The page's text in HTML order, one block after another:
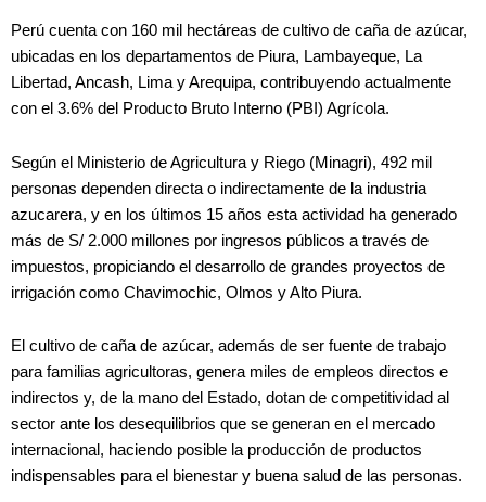
Perú cuenta con 160 mil hectáreas de cultivo de caña de azúcar,
ubicadas en los departamentos de Piura, Lambayeque, La
Libertad, Ancash, Lima y Arequipa, contribuyendo actualmente
con el 3.6% del Producto Bruto Interno (PBI) Agrícola.
Según el Ministerio de Agricultura y Riego (Minagri), 492 mil
personas dependen directa o indirectamente de la industria
azucarera, y en los últimos 15 años esta actividad ha generado
más de S/ 2.000 millones por ingresos públicos a través de
impuestos, propiciando el desarrollo de grandes proyectos de
irrigación como Chavimochic, Olmos y Alto Piura.
El cultivo de caña de azúcar, además de ser fuente de trabajo
para familias agricultoras, genera miles de empleos directos e
indirectos y, de la mano del Estado, dotan de competitividad al
sector ante los desequilibrios que se generan en el mercado
internacional, haciendo posible la producción de productos
indispensables para el bienestar y buena salud de las personas.